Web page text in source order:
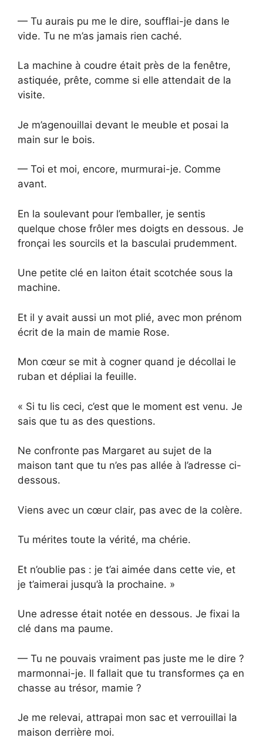
— Tu aurais pu me le dire, soufflai-je dans le
vide. Tu ne m’as jamais rien caché.
La machine à coudre était près de la fenêtre,
astiquée, prête, comme si elle attendait de la
visite.
Je m’agenouillai devant le meuble et posai la
main sur le bois.
— Toi et moi, encore, murmurai-je. Comme
avant.
En la soulevant pour l’emballer, je sentis
quelque chose frôler mes doigts en dessous. Je
fronçai les sourcils et la basculai prudemment.
Une petite clé en laiton était scotchée sous la
machine.
Et il y avait aussi un mot plié, avec mon prénom
écrit de la main de mamie Rose.
Mon cœur se mit à cogner quand je décollai le
ruban et dépliai la feuille.
« Si tu lis ceci, c’est que le moment est venu. Je
sais que tu as des questions.
Ne confronte pas Margaret au sujet de la
maison tant que tu n’es pas allée à l’adresse ci-
dessous.
Viens avec un cœur clair, pas avec de la colère.
Tu mérites toute la vérité, ma chérie.
Et n’oublie pas : je t’ai aimée dans cette vie, et
je t’aimerai jusqu’à la prochaine. »
Une adresse était notée en dessous. Je fixai la
clé dans ma paume.
— Tu ne pouvais vraiment pas juste me le dire ?
marmonnai-je. Il fallait que tu transformes ça en
chasse au trésor, mamie ?
Je me relevai, attrapai mon sac et verrouillai la
maison derrière moi.